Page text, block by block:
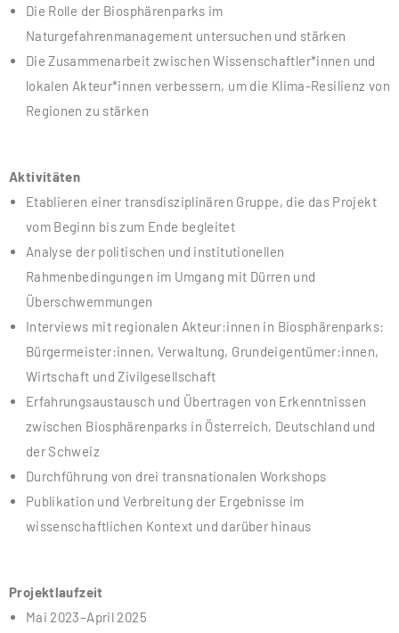
Die Rolle der Biosphärenparks im
Naturgefahrenmanagement untersuchen und stärken
Die Zusammenarbeit zwischen Wissenschaftler*innen und
lokalen Akteur*innen verbessern, um die Klima-Resilienz von
Regionen zu stärken
Aktivitäten
Etablieren einer transdisziplinären Gruppe, die das Projekt
vom Beginn bis zum Ende begleitet
Analyse der politischen und institutionellen
Rahmenbedingungen im Umgang mit Dürren und
Überschwemmungen
Interviews mit regionalen Akteur:innen in Biosphärenparks:
Bürgermeister:innen, Verwaltung, Grundeigentümer:innen,
Wirtschaft und Zivilgesellschaft
Erfahrungsaustausch und Übertragen von Erkenntnissen
zwischen Biosphärenparks in Österreich, Deutschland und
der Schweiz
Durchführung von drei transnationalen Workshops
Publikation und Verbreitung der Ergebnisse im
wissenschaftlichen Kontext und darüber hinaus
Projektlaufzeit
Mai 2023–April 2025